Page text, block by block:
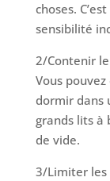
choses.
sensibilité
2/Contenir
Vous
dormir dans
grands lits à
de vide.
3/Limiter les